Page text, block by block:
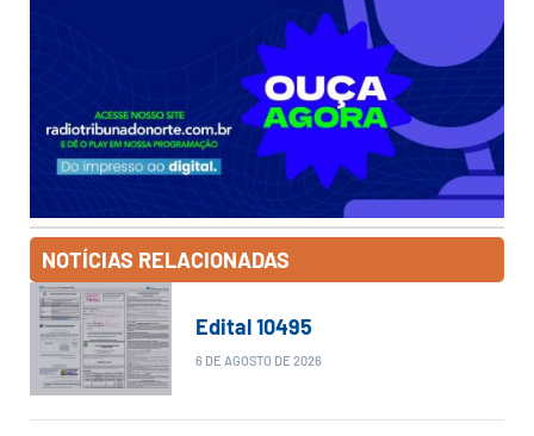
NOTÍCIAS RELACIONADAS
Edital 10495
6 DE AGOSTO DE 2026